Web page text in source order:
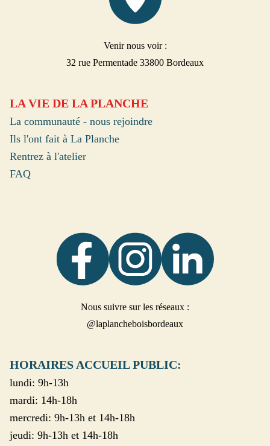
Venir nous voir :
32 rue Permentade 33800 Bordeaux
LA VIE DE LA PLANCHE
La communauté - nous rejoindre
Ils l'ont fait à La Planche
Rentrez à l'atelier
FAQ
Nous suivre sur les réseaux :
@laplancheboisbordeaux
HORAIRES ACCUEIL PUBLIC:
lundi: 9h-13h
mardi: 14h-18h
mercredi: 9h-13h et 14h-18h
jeudi: 9h-13h et 14h-18h